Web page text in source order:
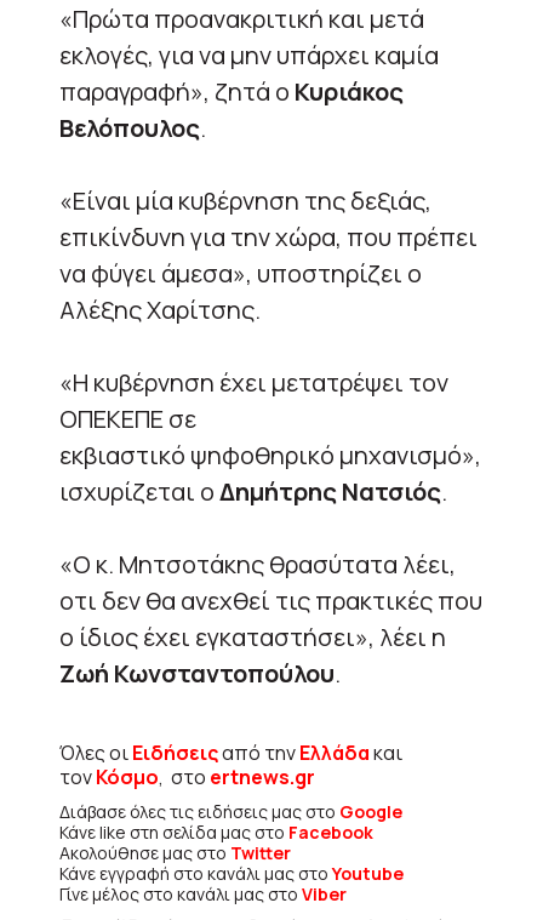
«Πρώτα προανακριτική και μετά
εκλογές, για να μην υπάρχει καμία
παραγραφή», ζητά ο Κυριάκος
Βελόπουλος.
«Είναι μία κυβέρνηση της δεξιάς,
επικίνδυνη για την χώρα, που πρέπει
να φύγει άμεσα», υποστηρίζει ο
Αλέξης Χαρίτσης.
«Η κυβέρνηση έχει μετατρέψει τον
ΟΠΕΚΕΠΕ σε
εκβιαστικό ψηφοθηρικό μηχανισμό»,
ισχυρίζεται οΔημήτρης Νατσιός.
«Ο κ. Μητσοτάκης θρασύτατα λέει,
οτι δεν θα ανεχθεί τις πρακτικές που
ο ίδιος έχει εγκαταστήσει», λέει η
Ζωή Κωνσταντοπούλου.
Όλες οιΕιδήσειςαπό τηνΕλλάδακαι
τονΚόσμο, στο ertnews.gr
Διάβασε όλες τις ειδήσεις μας στο Google
Κάνε like στη σελίδα μας στο Facebook
Ακολούθησε μας στο Twitter
Κάνε εγγραφή στο κανάλι μας στοYoutube
Γίνε μέλος στο κανάλι μας στο Viber